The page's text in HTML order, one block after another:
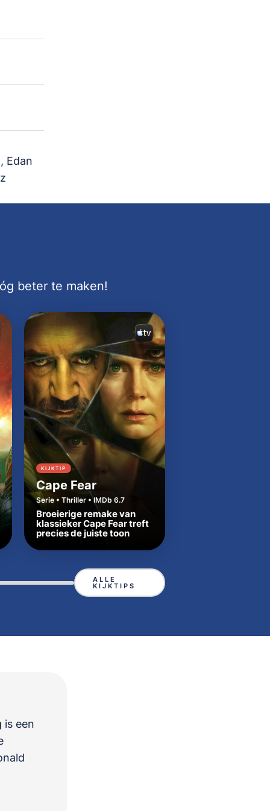
Edan
beter te maken!
KIJKTIP
Cape Fear
Serie • Thriller • IMDb 6.7
Broeierige remake van
klassieker Cape Fear treft
precies de juiste toon
ALLE
KIJKTIPS
is een